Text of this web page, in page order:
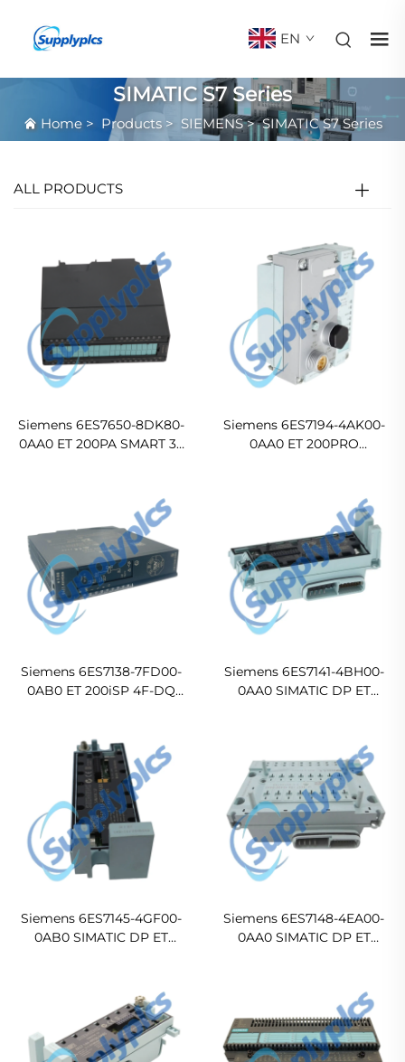
EN
SIMATIC S7 Series
Home> Products> SIEMENS>SIMATIC S7 Series
ALL PRODUCTS
Siemens 6ES7650-8DK80-
0AA0 ET 200PA SMART 32
Siemens 6ES7194-4AK00-
0AA0 ET 200PRO
Siemens 6ES7138-7FD00-
0AB0 ET 200iSP 4F-DQ
Siemens 6ES7141-4BH00-
0AA0 SIMATIC DP ET
Siemens 6ES7145-4GF00-
0AB0 SIMATIC DP ET
Siemens 6ES7148-4EA00-
0AA0 SIMATIC DP ET